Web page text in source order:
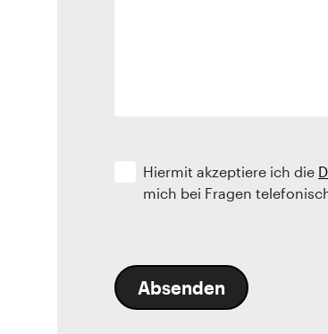
Hiermit akzeptiere ich die
mich bei Fragen
Absenden